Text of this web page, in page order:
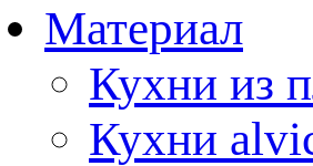
Материал
Кухни из
Кухни